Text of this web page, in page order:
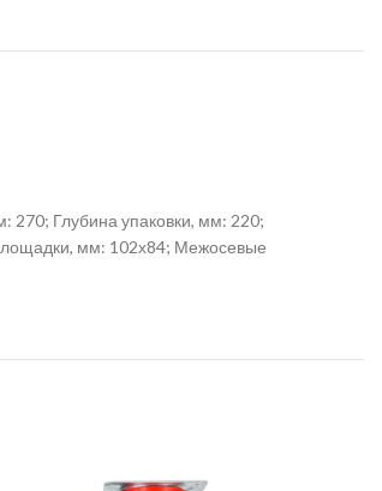
270; Глубина упаковки, мм: 220;
мм: 102х84; Межосевые